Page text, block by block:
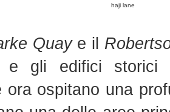
haji lane
Quaye il
e gli edifici storici
ora ospitano una